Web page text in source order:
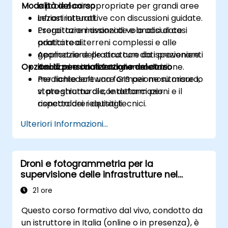
e proiezioni appropriate per grandi aree
infrastrutturali.
Progettare missioni di volo accurate
adattate a terreni complessi e alle
geometrie delle strutture da ispezionare.
Analizzare i dati fotogrammetrici
mediante software GIS per monitorare lo
stato strutturale, le deformazioni e il
rispetto dei requisiti tecnici.
Modalità del corso
Lezioni interattive con discussioni guidate.
Esercitazioni avanzate e analisi di casi
pratici reali.
Applicazione pratica con dati provenienti
da droni e strumenti di modellazione.
Opzioni di personalizzazione del corso
Per richiedere una formazione su misura,
vi preghiamo di contattarci per
concordare i dettagli.
Ulteriori Informazioni...
Droni e fotogrammetria per la
supervisione delle infrastrutture nel
settore edile
21 ore
Questo corso formativo dal vivo, condotto da
un istruttore in Italia (online o in presenza), è